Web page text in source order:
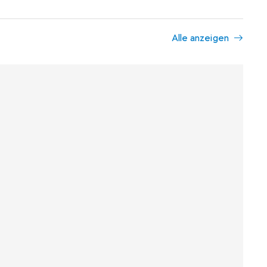
Alle anzeigen